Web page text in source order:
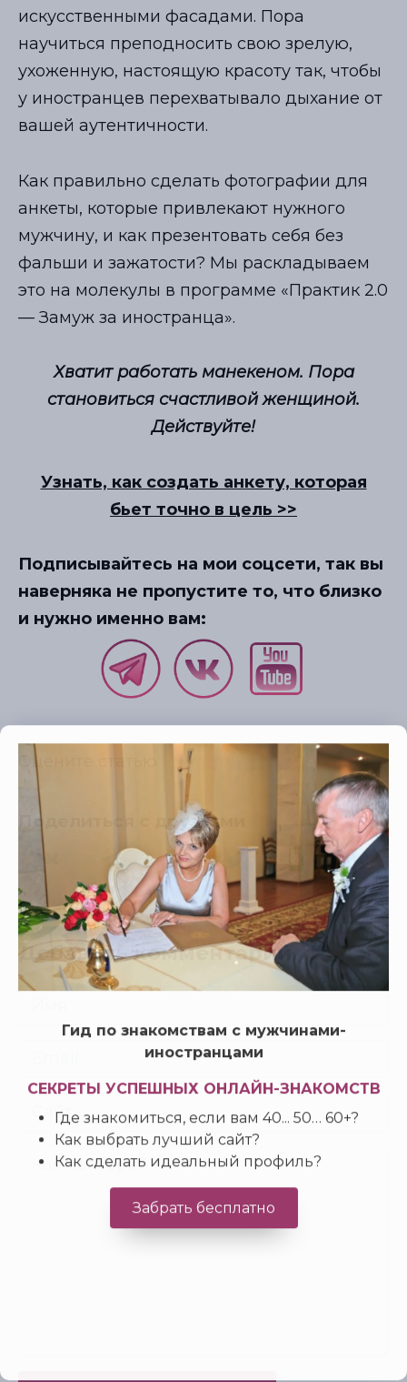
искусственными фасадами. Пора
научиться преподносить свою зрелую,
ухоженную, настоящую красоту так, чтобы
у иностранцев перехватывало дыхание от
вашей аутентичности.
Как правильно сделать фотографии для
анкеты, которые привлекают нужного
мужчину, и как презентовать себя без
фальши и зажатости? Мы раскладываем
это на молекулы в программе «Практик 2.0
— Замуж за иностранца».
Хватит работать манекеном. Пора
становиться счастливой женщиной.
Действуйте!
Узнать, как создать анкету, которая
бьет точно в цель >>
Подписывайтесь на мои соцсети, так вы
наверняка не пропустите то, что близко
и нужно именно вам:
Оцените статью
Поделиться с друзьями
Добавить комментарий
Гид по знакомствам с мужчинами-
иностранцами
СЕКРЕТЫ УСПЕШНЫХ ОНЛАЙН-ЗНАКОМСТВ
Где знакомиться, если вам 40... 50… 60+?
Как выбрать лучший сайт?
Как сделать идеальный профиль?